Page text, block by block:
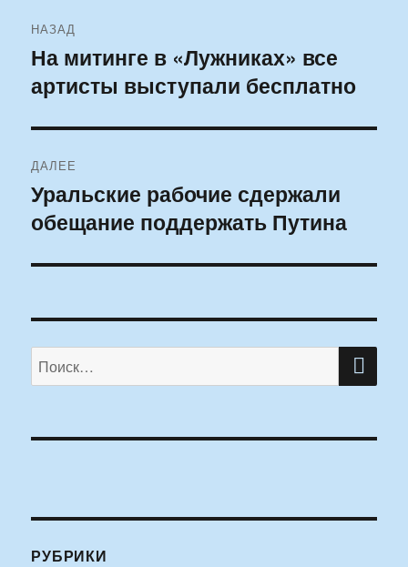
по
записям
НАЗАД
Предыдущая
запись:
На митинге в «Лужниках» все
артисты выступали бесплатно
ДАЛЕЕ
Следующая
запись:
Уральские рабочие сдержали
обещание поддержать Путина
Искать:
РУБРИКИ